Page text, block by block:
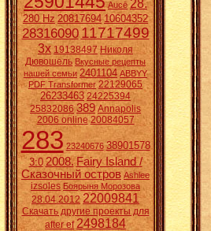
Aucē 28.
280 Hz 20817694 10604352
2831609011717499
3x 19138497 Николя
Дювошель Вкусные рецепты
нашей семьи 2401104 ABBYY
PDF Transformer 22129065
26233463 24225394
25832086 389 Annapolis
2006 online 20084057
283 23240676 38901578
3:0 2008. Fairy Island /
Сказочный остров Ashlee
izsoles Боярыня Морозова
28.04.2012 22009841
Скачать другие проекты для
after ef 2498184